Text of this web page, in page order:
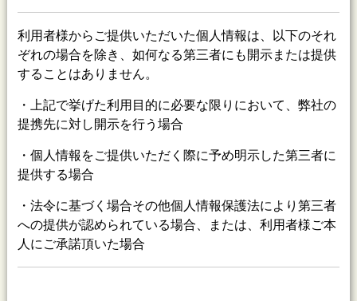
利用者様からご提供いただいた個人情報は、以下のそれ
ぞれの場合を除き、如何なる第三者にも開示または提供
することはありません。
・上記で挙げた利用目的に必要な限りにおいて、弊社の
提携先に対し開示を行う場合
・個人情報をご提供いただく際に予め明示した第三者に
提供する場合
・法令に基づく場合その他個人情報保護法により第三者
への提供が認められている場合、または、利用者様ご本
人にご承諾頂いた場合